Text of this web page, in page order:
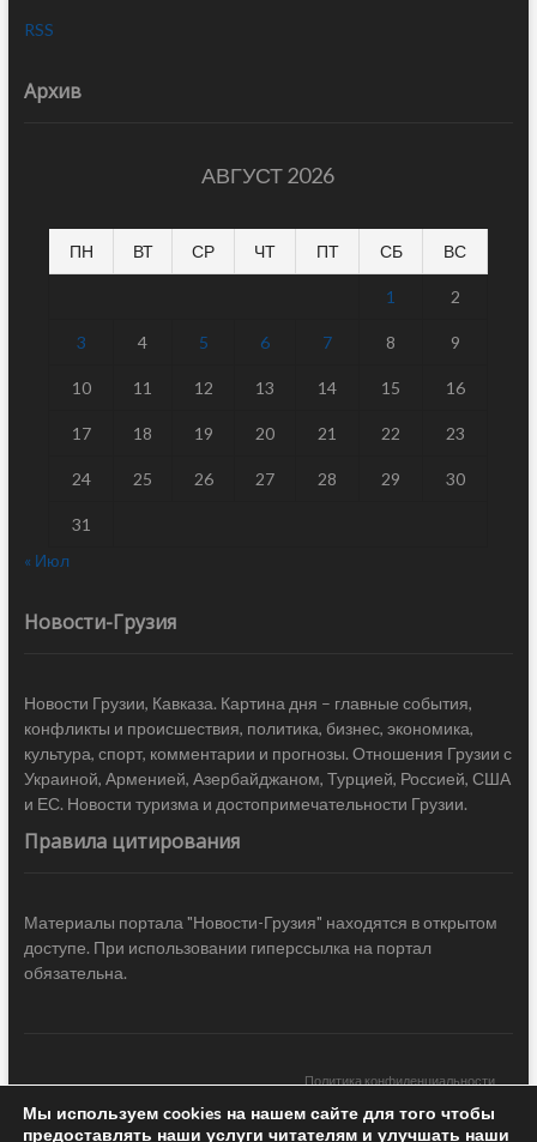
RSS
Архив
АВГУСТ 2026
ПН ВТ СР ЧТ ПТ СБ ВС
1 2
3 4 5 6 7 8 9
10 11 12 13 14 15 16
17 18 19 20 21 22 23
24 25 26 27 28 29 30
31
« Июл
Новости-Грузия
Новости Грузии, Кавказа. Картина дня – главные события,
конфликты и происшествия, политика, бизнес, экономика,
культура, спорт, комментарии и прогнозы. Отношения Грузии с
Украиной, Арменией, Азербайджаном, Турцией, Россией, США
и ЕС. Новости туризма и достопримечательности Грузии.
Правила цитирования
Материалы портала "Новости-Грузия" находятся в открытом
доступе. При использовании гиперссылка на портал
обязательна.
Политика конфиденциальности
Новости Грузии| Black Sea Press LTD © 2020 All Rights Reserved /
Мы используем cookies на нашем сайте для того чтобы
предоставлять наши услуги читателям и улучшать наши